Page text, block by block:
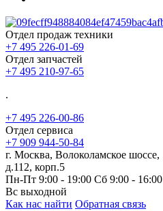
Отдел продаж техники
+7 495 226-01-69
Отдел запчастей
+7 495 210-97-65
.
+7 495 226-00-86
Отдел сервиса
+7 909 944-50-84
г. Москва, Волоколамское шоссе,
д.112, корп.5
Пн-Пт 9:00 - 19:00 Сб 9:00 - 16:00
Вс выходной
Как нас найти Обратная связь